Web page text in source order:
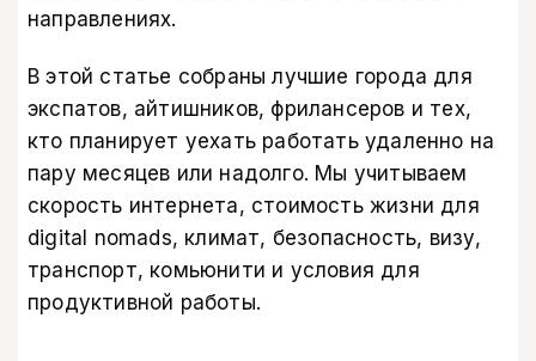
направлениях.
В этой статье собраны лучшие города для
экспатов, айтишников, фрилансеров и тех,
кто планирует уехать работать удаленно на
пару месяцев или надолго. Мы учитываем
скорость интернета, стоимость жизни для
digital nomads, климат, безопасность, визу,
транспорт, комьюнити и условия для
продуктивной работы.